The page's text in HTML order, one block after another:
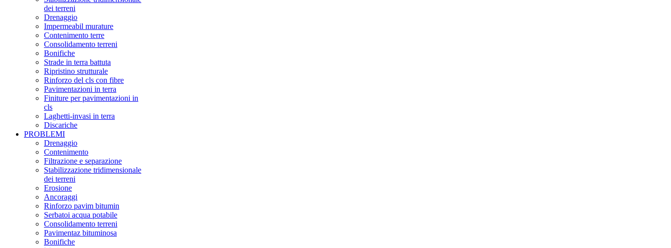
dei terreni
Drenaggio
Impermeabil murature
Contenimento terre
Consolidamento terreni
Bonifiche
Strade in terra battuta
Ripristino strutturale
Rinforzo del cls con fibre
Pavimentazioni in terra
Finiture per pavimentazioni in
cls
Laghetti-invasi in terra
Discariche
PROBLEMI
Drenaggio
Contenimento
Filtrazione e separazione
Stabilizzazione tridimensionale
dei terreni
Erosione
Ancoraggi
Rinforzo pavim bitumin
Serbatoi acqua potabile
Consolidamento terreni
Pavimentaz bituminosa
Bonifiche